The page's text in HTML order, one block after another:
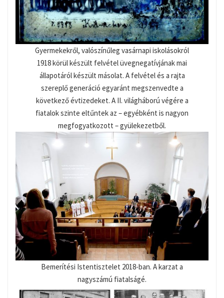
Gyermekekről, valószínűleg vasárnapi iskolásokról
1918 körül készült felvétel üvegnegatívjának mai
állapotáról készült másolat. A felvétel és a rajta
szereplő generáció egyaránt megszenvedte a
következő évtizedeket. A II. világháború végére a
fiatalok szinte eltűntek az – egyébként is nagyon
megfogyatkozott – gyülekezetből.
Bemerítési Istentisztelet 2018-ban. A karzat a
nagyszámú fiatalságé.